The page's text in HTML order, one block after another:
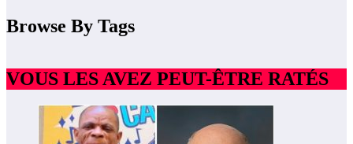
Browse By Tags
VOUS LES AVEZ PEUT-ÊTRE RATÉS